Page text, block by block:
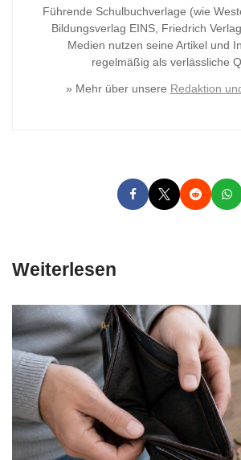
Führende Schulbuchverlage (wie
Bildungsverlag EINS, Friedrich
Medien nutzen seine Artikel und
regelmäßig als verlässliche
» Mehr über unsere Redaktion
Weiterlesen